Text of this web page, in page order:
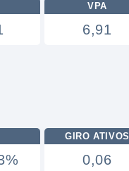
VPA
6,91
GIRO ATIVOS
0,06